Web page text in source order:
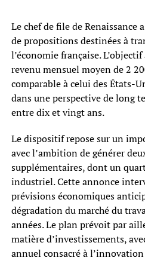
Le chef de file de Renaissance
de propositions destinées à
l’économie française.
revenu mensuel moyen de 2
comparable à celui des États-
dans une perspective de long
entre dix et vingt ans.
Le dispositif repose sur un
avec l’ambition de générer
supplémentaires, dont un
industriel. Cette annonce
prévisions économiques
dégradation du marché du
années. Le plan prévoit par
matière d’investissements,
annuel consacré à